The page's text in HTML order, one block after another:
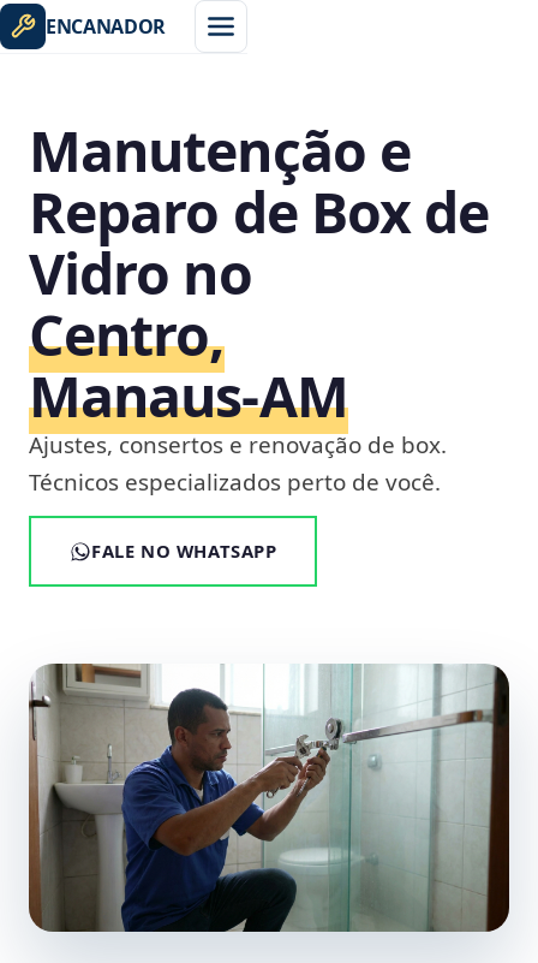
ENCANADOR
Manutenção e
Reparo de Box de
Vidro no
Centro,
Manaus‑AM
Ajustes, consertos e renovação de box.
Técnicos especializados perto de você.
FALE NO WHATSAPP